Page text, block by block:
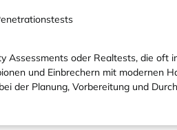
Assessments oder Realtests, die
und Einbrechern mit modernen
der Planung, Vorbereitung und